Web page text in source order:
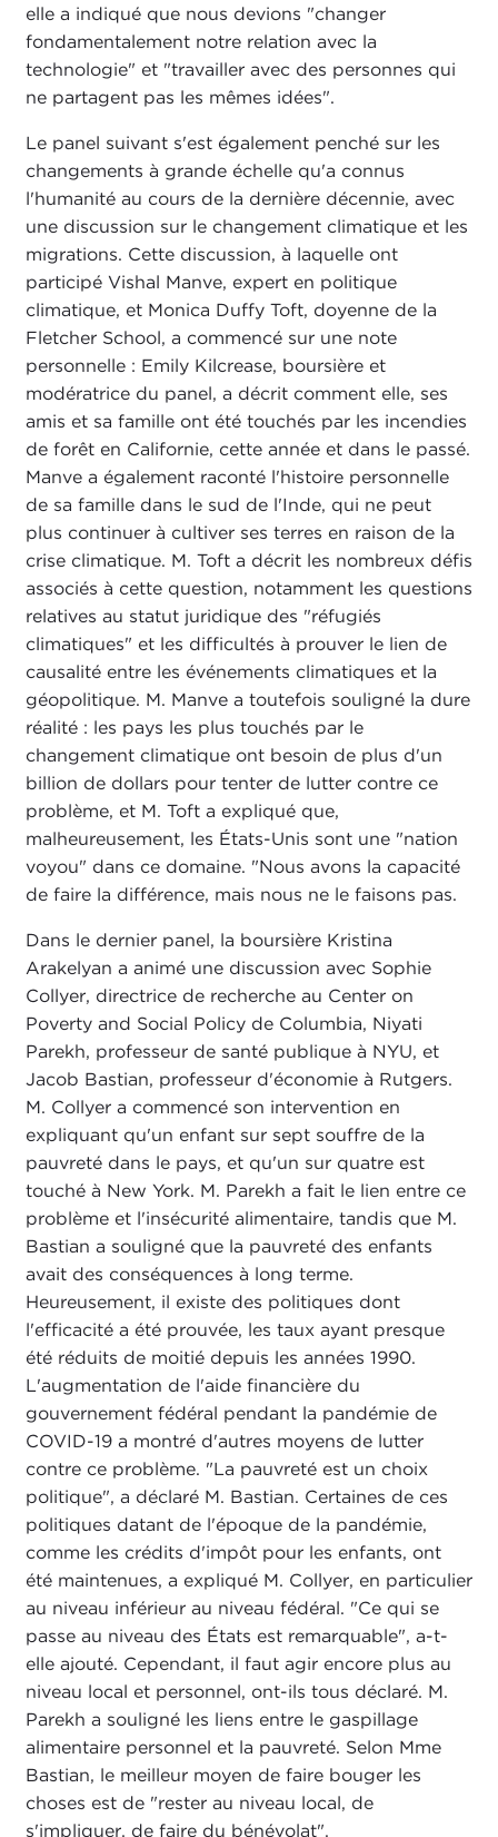
elle a indiqué que nous devions "changer
fondamentalement notre relation avec la
technologie" et "travailler avec des personnes qui
ne partagent pas les mêmes idées".
Le panel suivant s'est également penché sur les
changements à grande échelle qu'a connus
l'humanité au cours de la dernière décennie, avec
une discussion sur le changement climatique et les
migrations. Cette discussion, à laquelle ont
participé Vishal Manve, expert en politique
climatique, et Monica Duffy Toft, doyenne de la
Fletcher School, a commencé sur une note
personnelle : Emily Kilcrease, boursière et
modératrice du panel, a décrit comment elle, ses
amis et sa famille ont été touchés par les incendies
de forêt en Californie, cette année et dans le passé.
Manve a également raconté l'histoire personnelle
de sa famille dans le sud de l'Inde, qui ne peut
plus continuer à cultiver ses terres en raison de la
crise climatique. M. Toft a décrit les nombreux défis
associés à cette question, notamment les questions
relatives au statut juridique des "réfugiés
climatiques" et les difficultés à prouver le lien de
causalité entre les événements climatiques et la
géopolitique. M. Manve a toutefois souligné la dure
réalité : les pays les plus touchés par le
changement climatique ont besoin de plus d'un
billion de dollars pour tenter de lutter contre ce
problème, et M. Toft a expliqué que,
malheureusement, les États-Unis sont une "nation
voyou" dans ce domaine. "Nous avons la capacité
de faire la différence, mais nous ne le faisons pas.
Dans le dernier panel, la boursière Kristina
Arakelyan a animé une discussion avec Sophie
Collyer, directrice de recherche au Center on
Poverty and Social Policy de Columbia, Niyati
Parekh, professeur de santé publique à NYU, et
Jacob Bastian, professeur d'économie à Rutgers.
M. Collyer a commencé son intervention en
expliquant qu'un enfant sur sept souffre de la
pauvreté dans le pays, et qu'un sur quatre est
touché à New York. M. Parekh a fait le lien entre ce
problème et l'insécurité alimentaire, tandis que M.
Bastian a souligné que la pauvreté des enfants
avait des conséquences à long terme.
Heureusement, il existe des politiques dont
l'efficacité a été prouvée, les taux ayant presque
été réduits de moitié depuis les années 1990.
L'augmentation de l'aide financière du
gouvernement fédéral pendant la pandémie de
COVID-19 a montré d'autres moyens de lutter
contre ce problème. "La pauvreté est un choix
politique", a déclaré M. Bastian. Certaines de ces
politiques datant de l'époque de la pandémie,
comme les crédits d'impôt pour les enfants, ont
été maintenues, a expliqué M. Collyer, en particulier
au niveau inférieur au niveau fédéral. "Ce qui se
passe au niveau des États est remarquable", a-t-
elle ajouté. Cependant, il faut agir encore plus au
niveau local et personnel, ont-ils tous déclaré. M.
Parekh a souligné les liens entre le gaspillage
alimentaire personnel et la pauvreté. Selon Mme
Bastian, le meilleur moyen de faire bouger les
choses est de "rester au niveau local, de
s'impliquer, de faire du bénévolat".